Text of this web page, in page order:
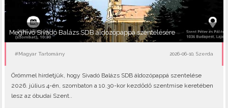
Meghívó Sivadó Balázs SDB áldozópappá szentelésére
#Magyar Tartomány 2026-06-10, Szerda
Örömmel hirdetjük, hogy Sivadó Balázs SDB áldozópappá szentelése
2026. július 4-én, szombaton a 10.30-kor kezdődő szentmise keretében
lesz az óbudai Szent..